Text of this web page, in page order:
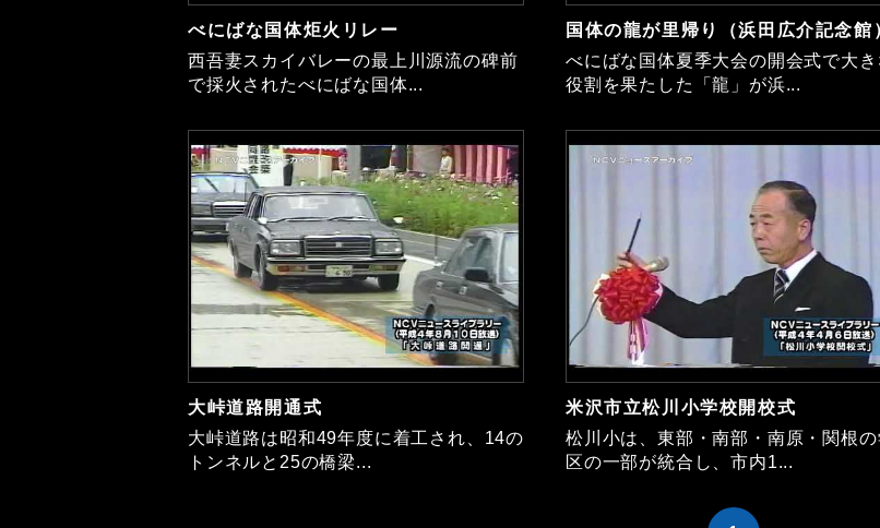
べにばな国体炬火リレー
西吾妻スカイバレーの最上川源流の碑前
で採火されたべにばな国体...
国体の龍が里帰り（浜田広介記念館
べにばな国体夏季大会の開会式で大き
役割を果たした「龍」が浜...
大峠道路開通式
大峠道路は昭和49年度に着工され、14の
トンネルと25の橋梁...
米沢市立松川小学校開校式
松川小は、東部・南部・南原・関根の
区の一部が統合し、市内1...